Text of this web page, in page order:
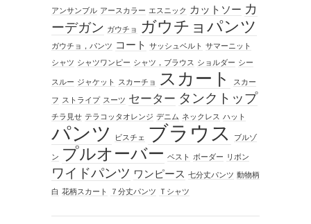
アンサンブル アースカラー エスニック カットソー カ
ーデガン ガウチョ ガウチョパンツ
ガウチョ，パンツ コート サッシュベルト サマーニット
シャツ シャツワンピー シャツ，ブラウス ショルダー シー
スルー ジャケット スカーチョ スカート スカー
フ ストライプ スーツ セーター タンクトップ
チラ見せ テラコッタオレンジ デニム ネックレス ハット
パンツ ビスチェ ブラウス ブルゾ
ン プルオーバー ベスト ボーダー リボン
ワイドパンツ ワンピース 七分丈パンツ 動物柄
白 花柄スカート ７分丈パンツ Ｔシャツ